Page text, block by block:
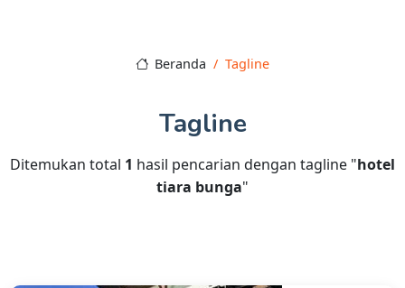
Beranda Tagline
Tagline
Ditemukan total 1 hasil pencarian dengan tagline "hotel
tiara bunga"